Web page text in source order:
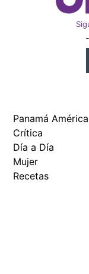
Panamá América
Crítica
Día a Día
Mujer
Recetas